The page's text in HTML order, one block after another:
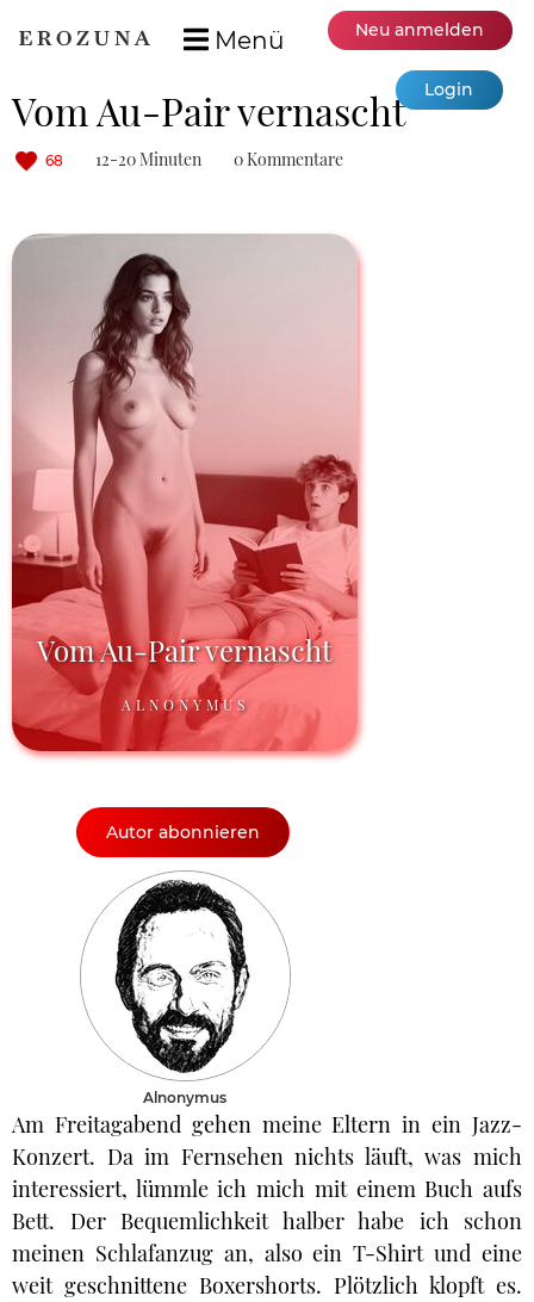
Menü Neu anmelden
Login
Vom Au-Pair vernascht
68 12-20 Minuten 0 Kommentare
Vom Au-Pair vernascht
ALNONYMUS
Autor abonnieren
Alnonymus
Am Freitagabend gehen meine Eltern in ein Jazz-
Konzert. Da im Fernsehen nichts läuft, was mich
interessiert, lümmle ich mich mit einem Buch aufs
Bett. Der Bequemlichkeit halber habe ich schon
meinen Schlafanzug an, also ein T-Shirt und eine
weit geschnittene Boxershorts. Plötzlich klopft es.